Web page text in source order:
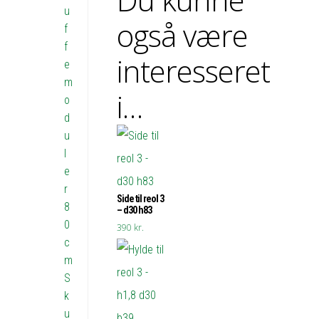
også være
interesseret
i…
Side til reol 3
– d30 h83
390 kr.
u
f
f
e
m
o
d
u
l
e
r
8
0
c
m
S
k
u